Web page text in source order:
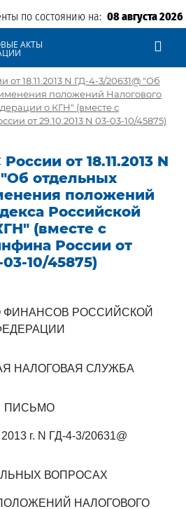
по состоянию на: 08 августа 2026
АКТЫ
18.11.2013 N ГД-4-3/20631@ "Об
положений Налогового
о КГН" (вместе с
от 29.10.2013 N 03-03-10/45875)
от 18.11.2013 N
"Об отдельных
положений
Российской
(вместе с
России от
03-10/45875)
ФИНАНСОВ РОССИЙСКОЙ
НАЛОГОВАЯ СЛУЖБА
ПИСЬМО
г. N ГД-4-3/20631@
ВОПРОСАХ
НАЛОГОВОГО